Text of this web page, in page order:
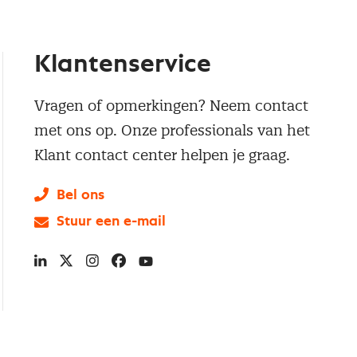
Klantenservice
Vragen of opmerkingen? Neem contact
met ons op. Onze professionals van het
Klant contact center helpen je graag.
Bel ons
Stuur een e-mail
LinkedIn
X Instagram
Facebook
YouTube